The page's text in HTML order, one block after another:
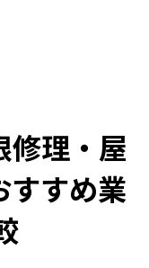
修理・屋
すすめ業